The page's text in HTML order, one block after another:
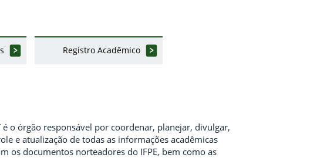
Registro Acadêmico
é o órgão responsável por coordenar, planejar, divulgar,
e atualização de todas as informações acadêmicas
os documentos norteadores do IFPE, bem como as